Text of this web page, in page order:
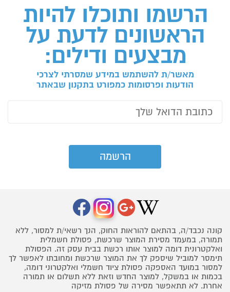
הרשמו ותוכלו להיות
הראשונים לדעת על
מבצעים ודילים:
מאשר/ת להשתמש במידע שמסרתי לצרכי
הודעות ופרסומות כמפורט בתקנון שבאתר
קונה נכבד/ה, בהתאם להוראות החוק, הנך רשאי/ת למסור, ללא
תמורה, במעמד מסירת המוצר שרכשת, פסולת חשמלית
ואלקטרונית דומה למוצר אותו רכשת בבית עסק זה. הפסולת
תימסר למוביל שיספק לך את המוצר שרכשת ומחובתו לאפשר לך
למסור במועד האספקה פסולת ציוד חשמלי ואלקטרוני דומה,
בכמות או במשקל, למוצר החדש וזאת ללא תשלום או תמורה
אחרת. לא תתאפשר מסירה של פסולת מזיקה